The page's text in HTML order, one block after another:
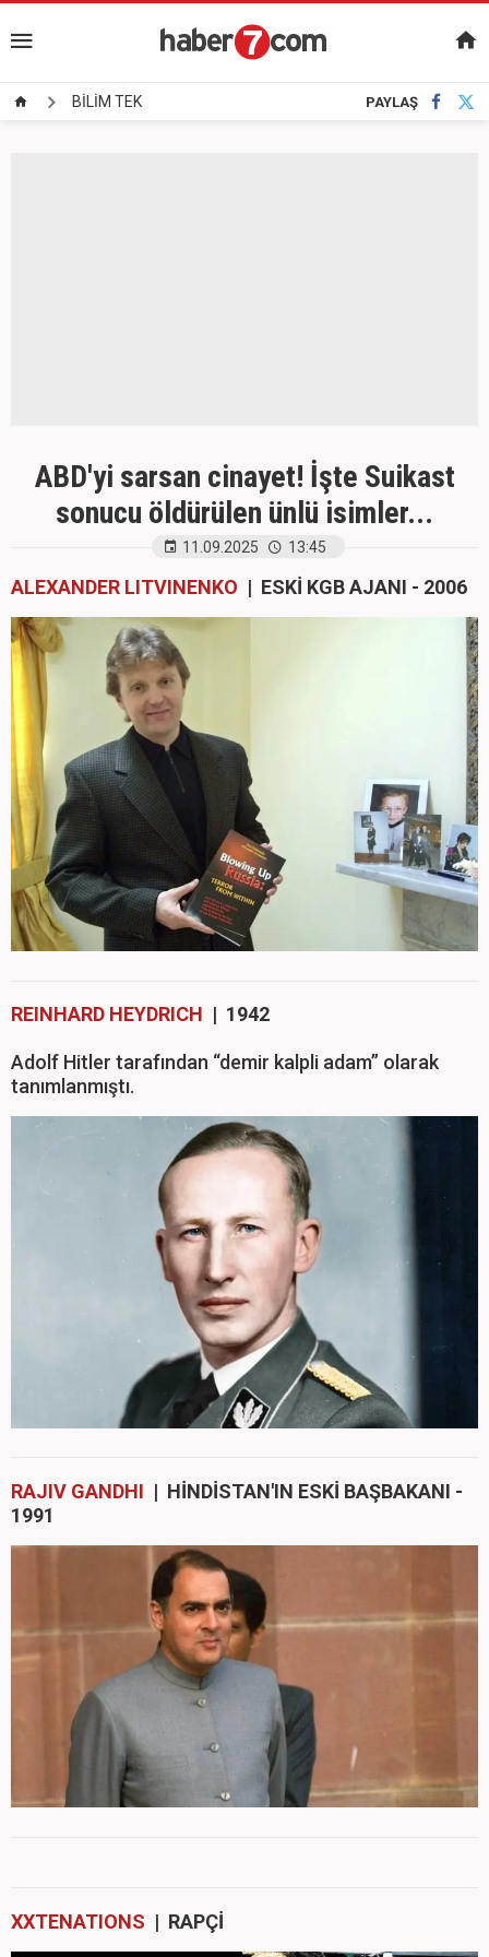
BİLİM TEK PAYLAŞ
ABD'yi sarsan cinayet! İşte Suikast
sonucu öldürülen ünlü isimler...
11.09.2025 13:45
ALEXANDER LITVINENKO | ESKİ KGB AJANI - 2006
REINHARD HEYDRICH | 1942
Adolf Hitler tarafından “demir kalpli adam” olarak
tanımlanmıştı.
RAJIV GANDHI | HİNDİSTAN'IN ESKİ BAŞBAKANI -
1991
XXTENATIONS | RAPÇİ